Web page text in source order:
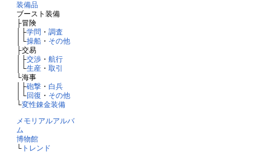
装備品
ブースト装備
├冒険
│├学問 ・ 調査
│└操船・ その他
├交易
│├交渉・ 航行
│└生産・ 取引
└海事
│├砲撃・ 白兵
│└回復 ・ その他
└変性錬金装備
メモリアルアルバ
ム
博物館
└トレンド